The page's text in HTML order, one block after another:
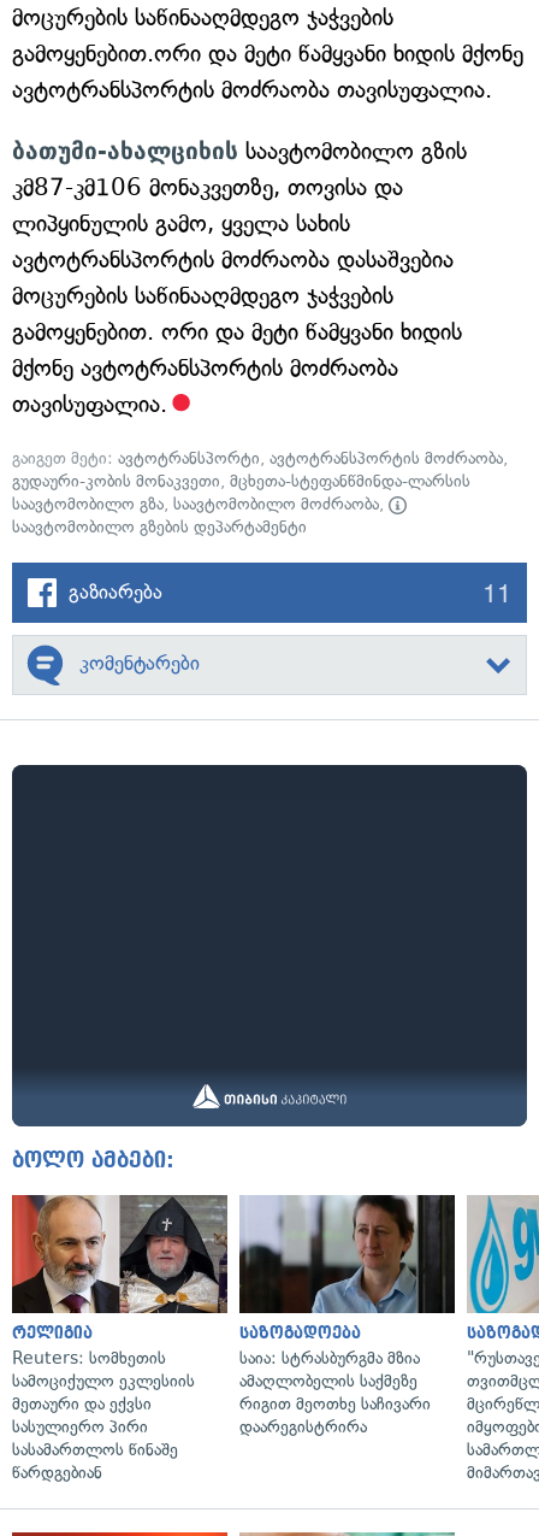
მოცურების საწინააღმდეგო ჯაჭვების
გამოყენებით.ორი და მეტი წამყვანი ხიდის მქონე
ავტოტრანსპორტის მოძრაობა თავისუფალია.
ბათუმი-ახალციხის საავტომობილო გზის
კმ87-კმ106 მონაკვეთზე, თოვისა და
ლიპყინულის გამო, ყველა სახის
ავტოტრანსპორტის მოძრაობა დასაშვებია
მოცურების საწინააღმდეგო ჯაჭვების
გამოყენებით. ორი და მეტი წამყვანი ხიდის
მქონე ავტოტრანსპორტის მოძრაობა
თავისუფალია.
გაიგეთ მეტი: ავტოტრანსპორტი, ავტოტრანსპორტის მოძრაობა,
გუდაური-კობის მონაკვეთი, მცხეთა-სტეფანწმინდა-ლარსის
საავტომობილო გზა, საავტომობილო მოძრაობა,
საავტომობილო გზების დეპარტამენტი
გაზიარება 11
კომენტარები
ბოლო ამბები:
რელიგია
Reuters: სომხეთის
სამოციქულო ეკლესიის
მეთაური და ექვსი
სასულიერო პირი
სასამართლოს წინაშე
წარდგებიან
საზოგადოება
საია: სტრასბურგმა მზია
ამაღლობელის საქმეზე
რიგით მეოთხე საჩივარი
დაარეგისტრირა